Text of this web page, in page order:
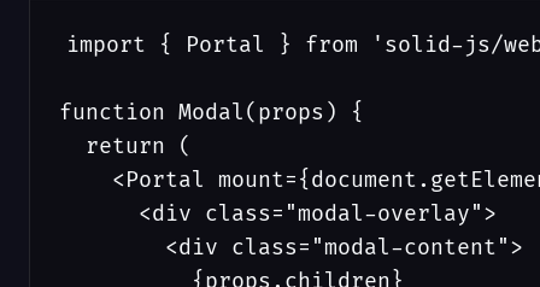
import { Portal } from 'solid-js/
function Modal(props) {
  return (
<Portal
      <div class="modal-overlay">
        <div class="modal-content">
          {props.children}